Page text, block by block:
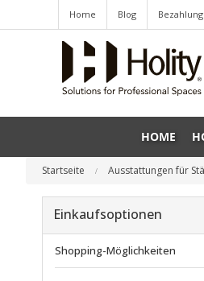
Home Blog Bezahlung
HOME
Startseite Ausstattungen für
Einkaufsoptionen
Shopping-Möglichkeiten